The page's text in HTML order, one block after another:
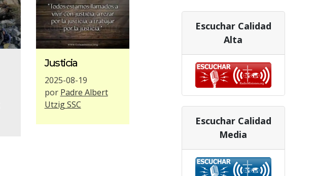
Justicia
2025-08-19
por Padre Albert
Utzig SSC
Escuchar Calidad
Alta
Escuchar Calidad
Media